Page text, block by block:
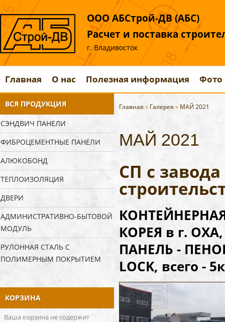
ООО АБСтрой-ДВ (АБС)
Расчет и поставка
г. Владивосток
Главная О нас Полезная информация Фото
ВСЯ ПРОДУКЦИЯ
СЭНДВИЧ ПАНЕЛИ
ФИБРОЦЕМЕНТНЫЕ ПАНЕЛИ
АЛЮКОБОНД
ТЕПЛОИЗОЛЯЦИЯ
ДВЕРИ
АДМИНИСТРАТИВНО-БЫТОВОЙ
МОДУЛЬ
РУЛОННАЯ СТАЛЬ С
ПОЛИМЕРНЫМ ПОКРЫТИЕМ
КОРЗИНА
Ваша корзина не содержит
Главная » Галерея » МАЙ 2021
МАЙ 2021
СП с
КОРЕЯ в г.
ПАНЕЛЬ -
LOCK, всего -